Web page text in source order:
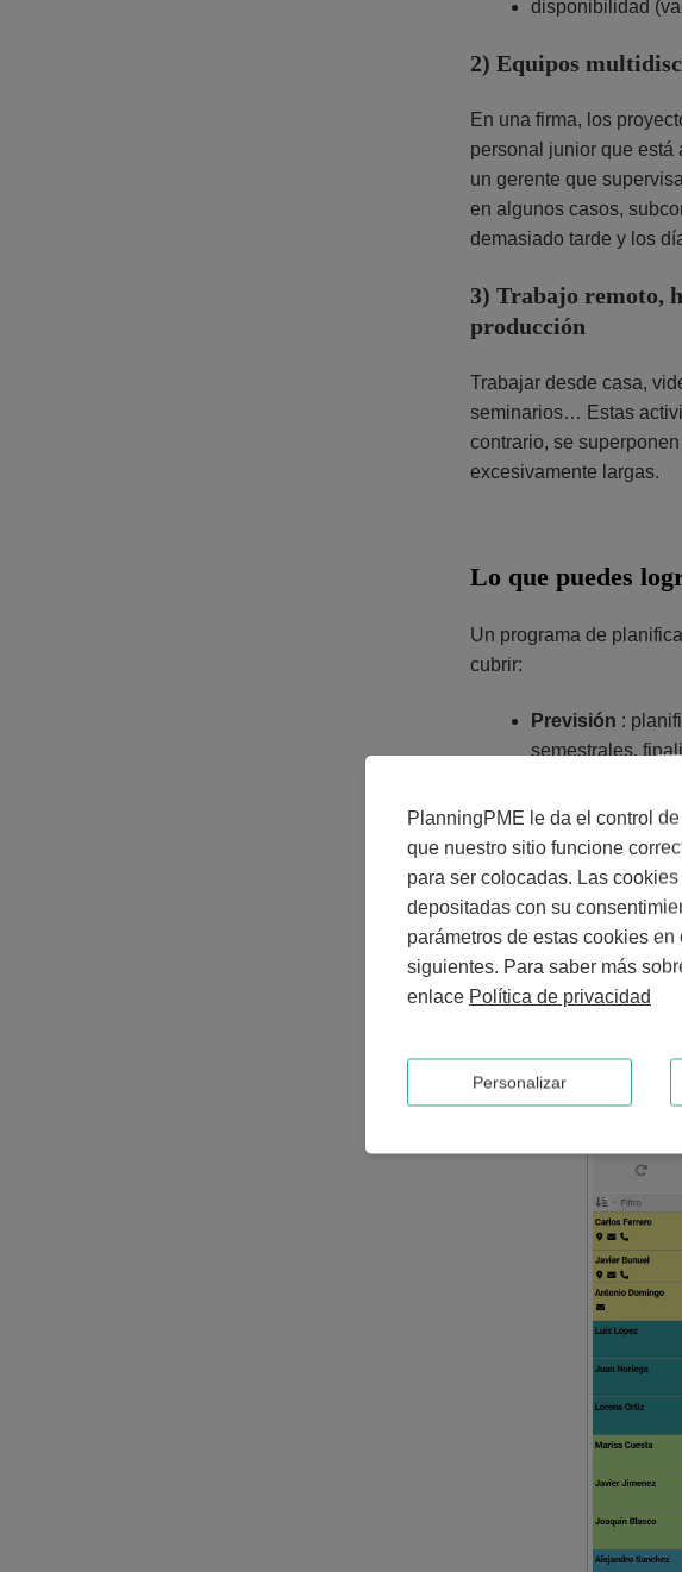
disponibilidad
2) Equipos
En una firma, los
personal junior que está
un gerente que
en algunos casos,
demasiado tarde y los
3) Trabajo remoto,
producción
Trabajar desde casa,
seminarios… Estas
contrario, se
excesivamente largas.
Lo que puedes
Un programa de
cubrir:
Previsión :
semestrales,
:
colega está
Personal
sin tener que
Visibilidad
Ausencias:
períodos de
Recursos
PlanningPME le da el control
que nuestro sitio funcione
para ser colocadas. Las
depositadas con su
parámetros de estas cookies
siguientes. Para saber más
enlace Política de privacidad
Personalizar